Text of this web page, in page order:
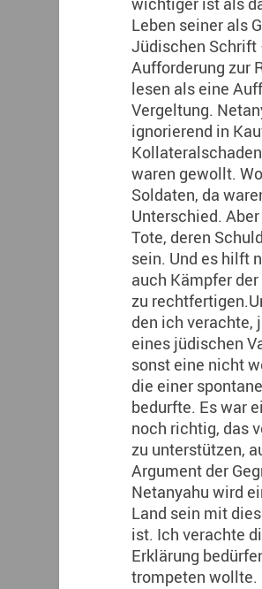
Leben seiner als
Jüdischen Schrift
Aufforderung zur
lesen als eine
Vergeltung.
ignorierend in
waren gewollt.
Soldaten, da
Unterschied.
Tote, deren
sein. Und es hilft
auch Kämpfer
zu
den ich verachte,
eines jüdischen
sonst eine nicht
die einer
bedurfte. Es war
noch richtig, das
zu unterstützen,
Argument der
Netanyahu wird
Land sein mit
ist. Ich verachte
Erklärung
trompeten wollte.